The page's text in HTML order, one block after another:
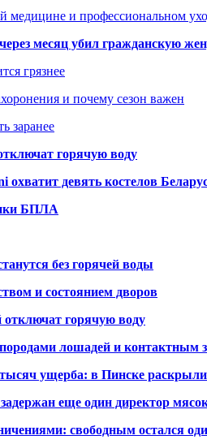
медицине и профессиональном
месяц убил гражданскую
грязнее
и почему сезон важен
заранее
горячую воду
девять костелов
БПЛА
без горячей воды
и состоянием дворов
отключат горячую воду
лошадей и контактным
ущерба: в Пинске раскрыли
еще один директор
свободным остался